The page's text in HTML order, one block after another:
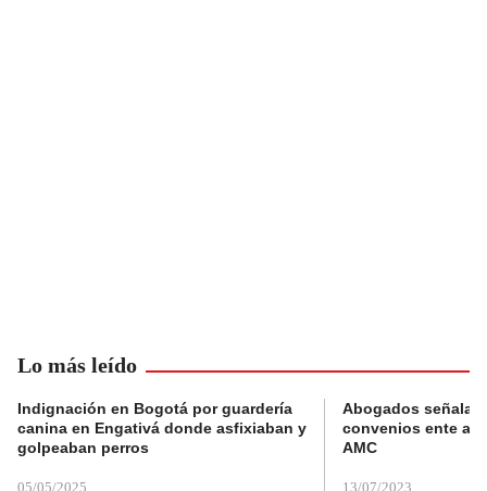
Lo más leído
Indignación en Bogotá por guardería
canina en Engativá donde asfixiaban y
golpeaban perros
05/05/2025
Abogados
convenios ente
AMC
13/07/2023